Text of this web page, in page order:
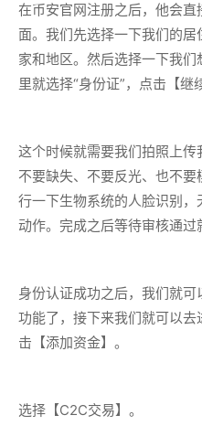
在币安官网注册之后，他会
面。我们先选择一下我们的
家和地区。然后选择一下我
里就选择“身份证”，点击【继
这个时候就需要我们拍照上
不要缺失、不要反光、也不
行一下生物系统的人脸识别
动作。完成之后等待审核通过
身份认证成功之后，我们就
功能了，接下来我们就可以
击【添加资金】。
选择【C2C交易】。